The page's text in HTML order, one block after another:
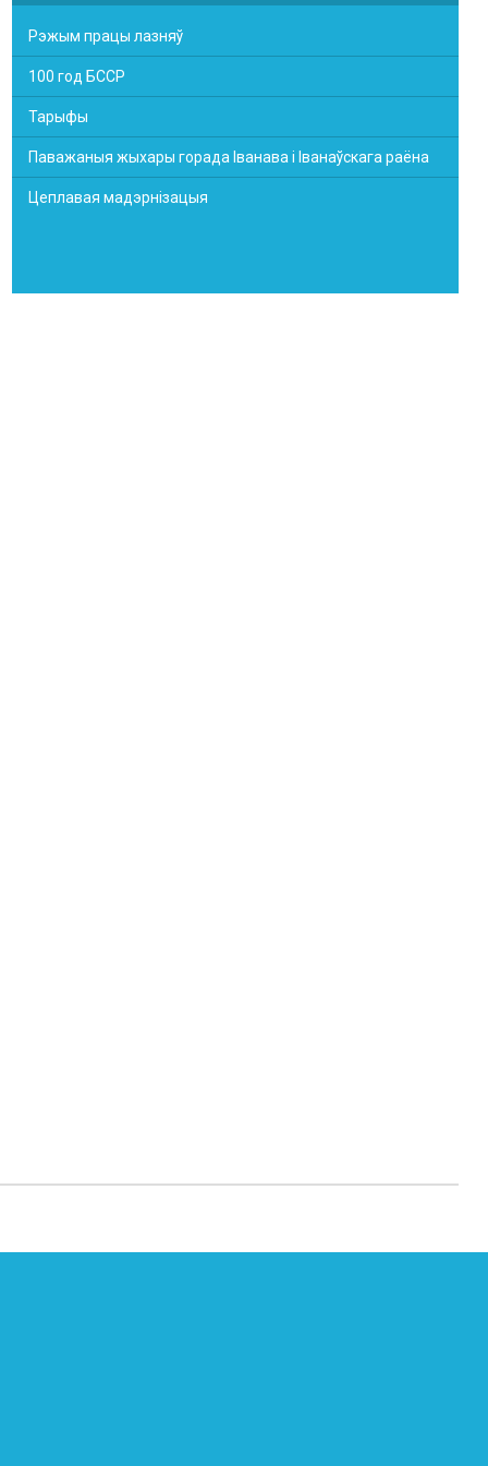
Рэжым працы лазняў
100 год БССР
Тарыфы
Паважаныя жыхары горада Іванава і Іванаўскага раёна
Цеплавая мадэрнізацыя